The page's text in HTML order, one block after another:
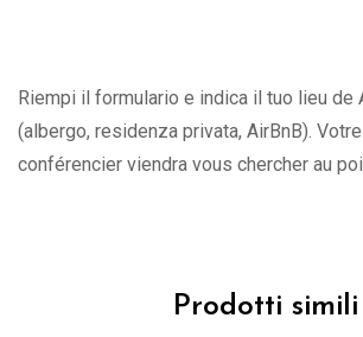
Riempi il formulario e indica il tuo lieu de
(albergo, residenza privata, AirBnB).
conférencier viendra vous chercher au
Prodotti simili